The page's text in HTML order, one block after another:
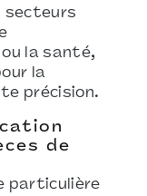
secteurs
la santé,
la
précision.
de
particulière